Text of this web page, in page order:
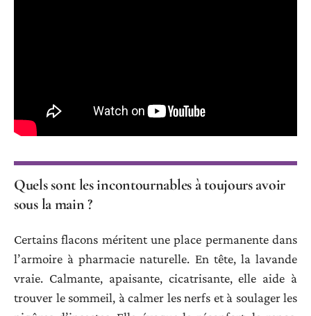
Quels sont les incontournables à toujours avoir
sous la main ?
Certains flacons méritent une place permanente dans
l’armoire à pharmacie naturelle. En tête, la lavande
vraie. Calmante, apaisante, cicatrisante, elle aide à
trouver le sommeil, à calmer les nerfs et à soulager les